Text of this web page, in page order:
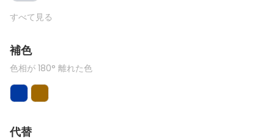
すべて見る
補色
色相が 180° 離れた色
代替